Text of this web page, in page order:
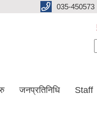
035-450573
जनप्रतिनिधि Staff